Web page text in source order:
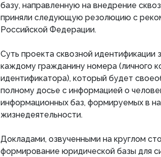
базу, направленную на внедрение
приняли следующую резолюцию с
Российской Федерации.
Суть проекта сквозной идентификации
каждому гражданину номера (личного
идентификатора), который будет
полному досье с информацией о
информационных баз, формируемых в
жизнедеятельности.
Докладами, озвученными на круглом
формирование юридической базы для